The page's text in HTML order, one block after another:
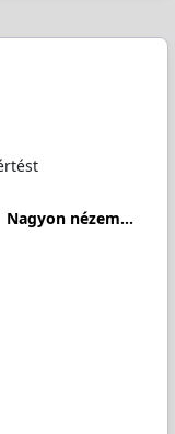
Nagyon nézem...